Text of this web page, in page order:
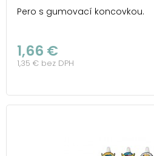
Pero s gumovací koncovkou.
1,66 €
1,35 € bez DPH